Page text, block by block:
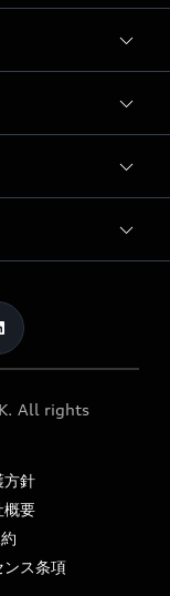
All rights
方針
概要
ンス条項